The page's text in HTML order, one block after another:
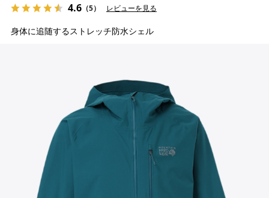
4.6（5） レビューを見る
身体に追随するストレッチ防水シェル